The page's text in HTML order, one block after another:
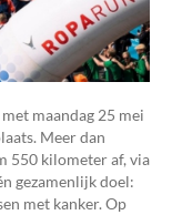
maandag 25 mei
Meer dan
550 kilometer af, via
gezamenlijk doel:
met kanker. Op